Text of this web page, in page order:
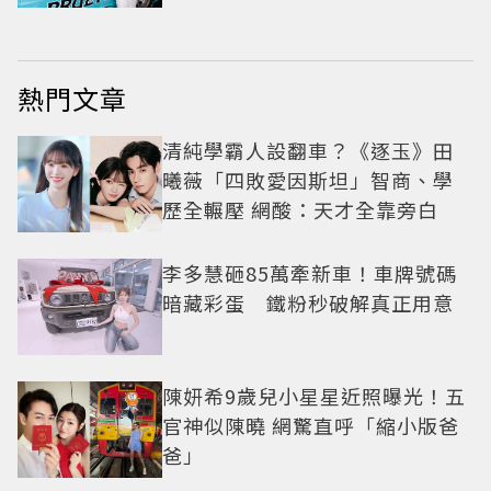
熱門文章
清純學霸人設翻車？《逐玉》田
曦薇「四敗愛因斯坦」智商、學
歷全輾壓 網酸：天才全靠旁白
李多慧砸85萬牽新車！車牌號碼
暗藏彩蛋 鐵粉秒破解真正用意
陳妍希9歲兒小星星近照曝光！五
官神似陳曉 網驚直呼「縮小版爸
爸」